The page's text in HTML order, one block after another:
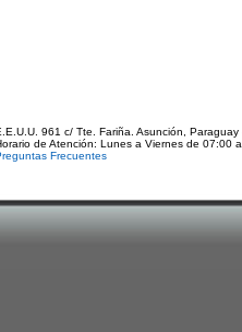
961 c/ Tte. Fariña. Asunción,
de Atención: Lunes a Viernes de 07:00
Frecuentes